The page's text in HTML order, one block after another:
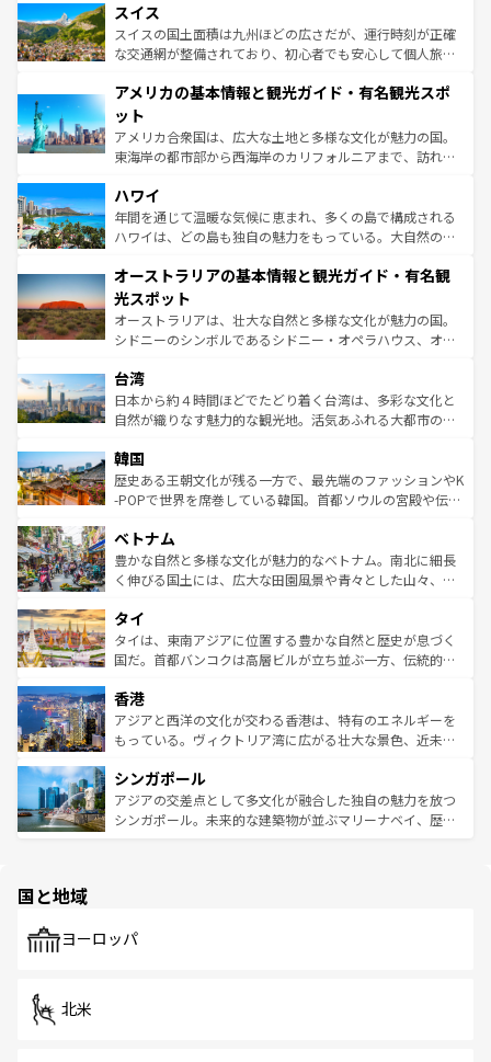
を参照してほしい。
は、お酒好きな人にはぜひ体験してほしい。 なお、新着の
ドイツ情報はコンテンツ一覧を参照してほしい。
リアごとに異なる魅力がある。また、優雅なアフタヌーン
ティー、ビール好きにはたまらない英国パブ、サッカー観
戦など、本場だからこそできる体験も豊富。イギリスを旅
ンツ一覧を参照してほしい。
スイス
スイスの国土面積は九州ほどの広さだが、運行時刻が正確
な交通網が整備されており、初心者でも安心して個人旅行
の建物がそのまま残る町や、スイスならではのユニークな
博物館もあり、アルプス観光だけでなく町歩きも満喫する
ことができる。国民の所得が高いため物価も高いが、旅行
者向けの交通パス提供のサービスもあり、うまく活用すれ
着のスイス情報は
アメリカの基本情報と観光ガイド・有名観光スポ
ット
アメリカ合衆国は、広大な土地と多様な文化が魅力の国。
東海岸の都市部から西海岸のカリフォルニアまで、訪れる
のような巨大都市は、観光、ショッピング、エンターテイ
ンメントが詰まった刺激的なスポットだ。一方、アメリカ
西部には大自然が広がり、グランドキャニオンやイエロー
部のニューオーリンズでは、音楽と美食が融合した独特の
文化が魅力。旅行者はアメリカの各地域で異なる魅力を楽
しみながら、その多様性と豊かな歴史を感じることができ
るだろう。車でのロードトリップや列車の旅も、アメリカ
情報は
ハワイ
年間を通じて温暖な気候に恵まれ、多くの島で構成される
ハワイは、どの島も独自の魅力をもっている。大自然の神
ワイ島は見逃せない。また、定番の観光地といえばオアフ
島だが、静かな自然を求めるならマウイ島やカウアイ島が
おすすめ。エメラルドグリーンに輝く海をはじめ、豊かな
文化や歴史が息づいている。「アロハスピリット」と呼ば
人々、おいしいローカルフードやハワイアンミュージッ
ク、伝統的なフラダンスなど、すべてがハワイの魅力を彩
っている。訪れるたびに新しい発見と感動が待っているハ
はコンテンツ一覧
オーストラリアの基本情報と観光ガイド・有名観
光スポット
オーストラリアは、壮大な自然と多様な文化が魅力の国。
シドニーのシンボルであるシドニー・オペラハウス、オー
リアリーフや大陸中央部にそびえるウルル（エアーズロッ
ク）、タスマニアの美しい原生林やケアンズの熱帯雨林な
ど、見どころがたくさん。また、カフェやワイン、オージ
いる。アクティビティも充実しており、サーフィンやダイ
ビング、ハイキングなど、アウトドア好きにはたまらな
い。オーストラリアの多彩な魅力を存分に味わいつくそ
参照してほしい。
台湾
日本から約４時間ほどでたどり着く台湾は、多彩な文化と
自然が織りなす魅力的な観光地。活気あふれる大都市の台
ン）、静ひつな山岳地帯である台湾東部など、都市の喧騒
と山間の静けさが共存しており、訪れる人に新しい発見と
驚きをもたらしてくれる。また、奥深い台湾の食文化も魅
容にもいいと評判のスイーツなど、バラエティ豊かな料理
が味わえる。 なお、新着の台湾情報は コンテンツ一覧を参
照してほしい。
韓国
歴史ある王朝文化が残る一方で、最先端のファッションやK
-POPで世界を席巻している韓国。首都ソウルの宮殿や伝統
き、地方に足を延ばせば四季折々の自然美を楽しむことが
できる。そして、キムチや焼肉、絶品のストリートフード
まで、さまざまな韓国料理が待っている。夜には、韓国な
リティに包まれながら、韓国の多彩な魅力を心ゆくまで味
わってみてほしい。 なお、新着の韓国情報はコンテンツ一
覧を参照してほしい。
ベトナム
豊かな自然と多様な文化が魅力的なベトナム。南北に細長
く伸びる国土には、広大な田園風景や青々とした山々、世
急速な発展と共に伝統が息づく。ハノイの古い町並みやホ
ーチミン市のフランス統治時代の建物も、独特の雰囲気を
醸し出している。また、バラエティの豊かさとおいしさで
とつ。フォーやバインミー、ベトナムコーヒーなどは、ぜ
ひ現地で味わいたい。どの地域を訪れてもあたたかい人々
が旅行者を迎えてくれるので、きっと忘れられない旅にな
参照してほしい。
タイ
タイは、東南アジアに位置する豊かな自然と歴史が息づく
国だ。首都バンコクは高層ビルが立ち並ぶ一方、伝統的な
の活気が交差している。北部ではチェンマイなどの山岳地
帯で自然と触れ合い、南部ではプーケットやクラビの美し
いビーチでリゾート気分を楽しむことができる。タイ料理
激する。気候は一年中温暖で、どの季節にも異なる楽しみ
が待っている。親しみやすいタイの人々、仏教を中心とし
た文化、そして多様な観光資源が、訪れる旅人を魅了し続
香港
アジアと西洋の文化が交わる香港は、特有のエネルギーを
もっている。ヴィクトリア湾に広がる壮大な景色、近未来
み、どこを訪れても感動するはず。観光スポットが密集し
ており、効率よく見どころを回れるのも魅力。息をのむよ
うな絶景から文化的な体験まで、香港を存分に楽しみ尽く
シンガポール
アジアの交差点として多文化が融合した独自の魅力を放つ
シンガポール。未来的な建築物が並ぶマリーナベイ、歴史
で、ホーカーズは地元の風情を楽しめる外せないスポット
国と地域
ヨーロッパ
北米